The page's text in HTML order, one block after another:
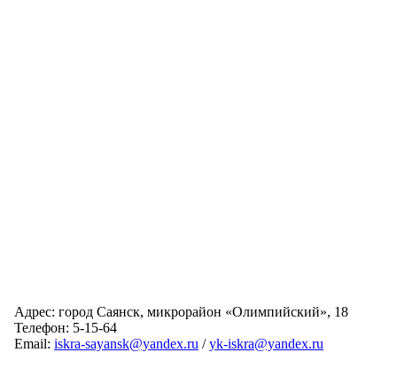
Адрес: город Саянск, микрорайон «Олимпийский», 18
Телефон: 5-15-64
Email: iskra-sayansk@yandex.ru /yk-iskra@yandex.ru